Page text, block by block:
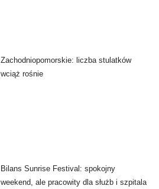
Zachodniopomorskie: liczba stulatków
wciąż rośnie
Bilans Sunrise Festival: spokojny
weekend, ale pracowity dla służb i szpitala